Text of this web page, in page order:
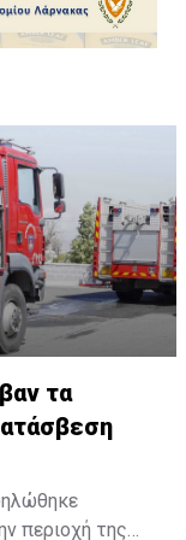
τα
περιοχή της